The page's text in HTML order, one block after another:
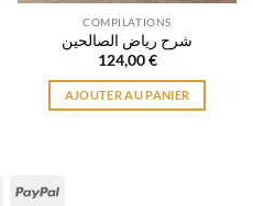
COMPILATIONS
شرح رياض الصالحين
124,00€
AJOUTER AU PANIER
Cash
PayPal